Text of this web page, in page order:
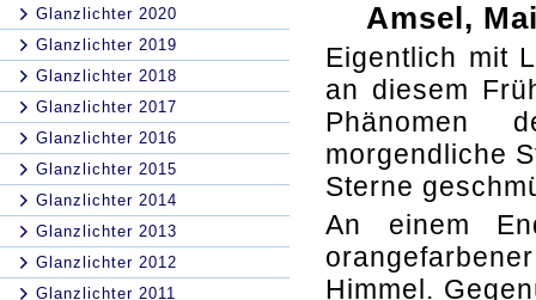
Glanzlichter 2020
Glanzlichter 2019
Glanzlichter 2018
Glanzlichter 2017
Glanzlichter 2016
Glanzlichter 2015
Glanzlichter 2014
Glanzlichter 2013
Glanzlichter 2012
Glanzlichter 2011
Amsel,
Eigentlich mit
an diesem
Phänomen
morgendliche
Sterne
An einem
Himmel.